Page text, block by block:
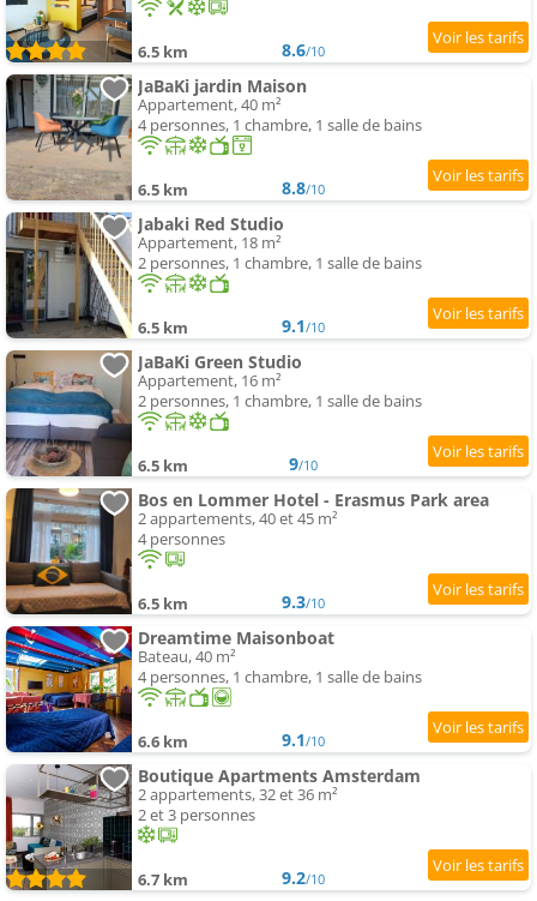
6.5 km 8.6/10
JaBaKi jardin Maison
Appartement, 40 m²
4 personnes, 1 chambre, 1 salle de bains
6.5 km 8.8/10
Jabaki Red Studio
Appartement, 18 m²
2 personnes, 1 chambre, 1 salle de bains
6.5 km 9.1/10
JaBaKi Green Studio
Appartement, 16 m²
2 personnes, 1 chambre, 1 salle de bains
6.5 km 9/10
Bos en Lommer Hotel - Erasmus Park area
2 appartements, 40 et 45 m²
4 personnes
6.5 km 9.3/10
Dreamtime Maisonboat
Bateau, 40 m²
4 personnes, 1 chambre, 1 salle de bains
6.6 km 9.1/10
Boutique Apartments Amsterdam
2 appartements, 32 et 36 m²
2 et 3 personnes
6.7 km 9.2/10